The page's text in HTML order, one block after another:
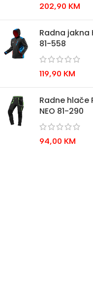
202,90 KM
Radna jakna
81-558
119,90 KM
Radne hlače
NEO 81-290
94,00 KM